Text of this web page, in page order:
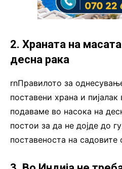
2. Храната на
десна рака
rnПравилото за
поставени храна и
подаваме во насока на
постои за да не дојде до
поставеноста на садовите